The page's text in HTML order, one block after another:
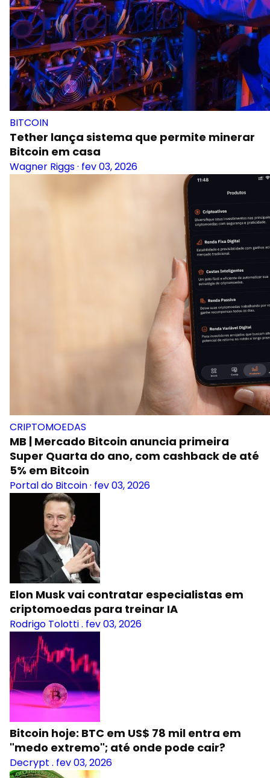
BITCOIN
Tether lança sistema que permite minerar
Bitcoin em casa
Wagner Riggs· fev 03, 2026
CRIPTOMOEDAS
MB | Mercado Bitcoin anuncia primeira
Super Quarta do ano, com cashback de até
5% em Bitcoin
Portal do Bitcoin· fev 03, 2026
Elon Musk vai contratar especialistas em
criptomoedas para treinar IA
Rodrigo Tolotti. fev 03, 2026
Bitcoin hoje: BTC em US$ 78 mil entra em
"medo extremo"; até onde pode cair?
Decrypt . fev 03, 2026